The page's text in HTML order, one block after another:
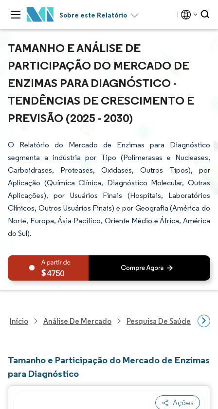
Sobre este Relatório
TAMANHO E ANÁLISE DE
PARTICIPAÇÃO DO MERCADO DE
ENZIMAS PARA DIAGNÓSTICO -
TENDÊNCIAS DE CRESCIMENTO E
PREVISÃO (2025 - 2030)
O Relatório do Mercado de Enzimas para Diagnóstico
segmenta a indústria por Tipo (Polimerasas e Nucleases,
Carboidrases, Proteases, Oxidases, Outros Tipos), por
Aplicação (Química Clínica, Diagnóstico Molecular, Outras
Aplicações), por Usuários Finais (Hospitais, Laboratórios
Clínicos, Outros Usuários Finais) e por Geografia (América do
Norte, Europa, Ásia-Pacífico, Oriente Médio e África, América
do Sul).
4750
Início Análise De Mercado Pesquisa De Saúde
Tamanho e Participação do Mercado de Enzimas
para Diagnóstico
Ações